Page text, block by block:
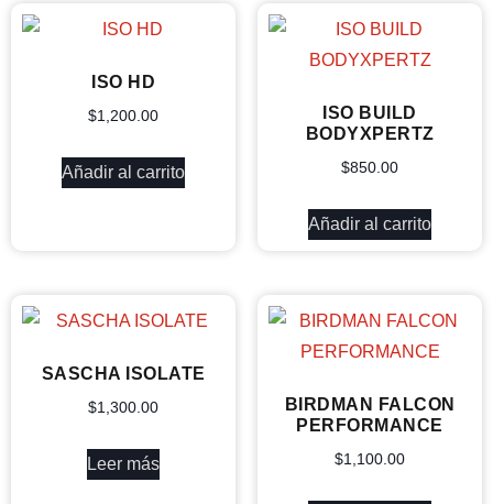
ISO HD
$1,200.00
Añadir al carrito
ISO BUILD
BODYXPERTZ
$850.00
Añadir al carrito
SASCHA ISOLATE
$1,300.00
Leer más
BIRDMAN FALCON
PERFORMANCE
$1,100.00